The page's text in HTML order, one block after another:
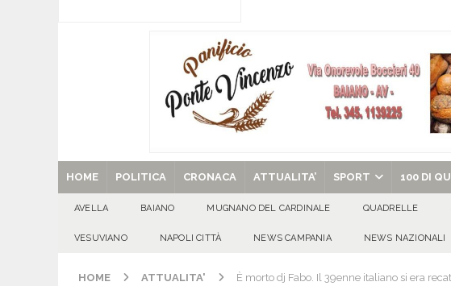
[ 29/08/2025 ] SANT’Oggi. Venerdì 29 agosto la chiesa celebra il
HOME POLITICA CRONACA ATTUALITA’ SPORT 100 DI
AVELLA BAIANO MUGNANO DEL CARDINALE QUADRELLE
VESUVIANO NAPOLI CITTÀ NEWS CAMPANIA NEWS NAZIONALI
HOME ATTUALITA' È morto dj Fabo. Il 39enne italiano si era